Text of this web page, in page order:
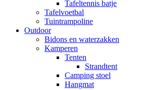
Tafeltennis batje
Tafelvoetbal
Tuintrampoline
Outdoor
Bidons en waterzakken
Kamperen
Tenten
Strandtent
Camping stoel
Hangmat